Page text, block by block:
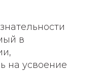
в
на усвоение